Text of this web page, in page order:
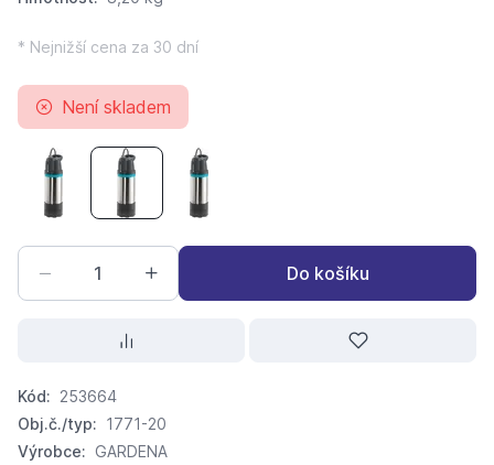
* Nejnižší cena za 30 dní
Není skladem
GARDENA čerpadlo ponorné tlakové 5900/4 inox 1768-20
GARDENA čerpadlo ponorné tlakové 5900/4
GARDENA čerpadlo ponorné tlakové
Do košíku
Kód: 253664
Obj.č./typ: 1771-20
Výrobce: GARDENA